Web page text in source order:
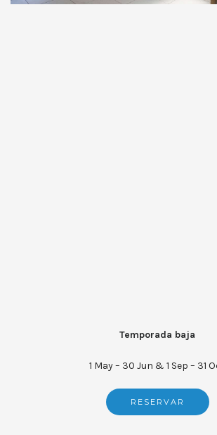
Temporada baja
1 May – 30 Jun & 1 Sep – 31
RESERVAR